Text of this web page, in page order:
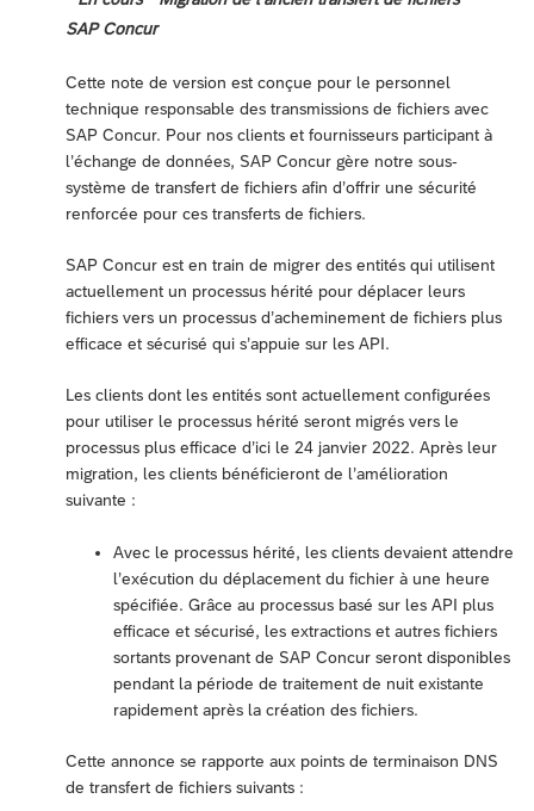
SAP Concur
Cette note de version est conçue pour le personnel
technique responsable des transmissions de fichiers avec
SAP Concur. Pour nos clients et fournisseurs participant à
l’échange de données, SAP Concur gère notre sous-
système de transfert de fichiers afin d’offrir une sécurité
renforcée pour ces transferts de fichiers.
SAP Concur est en train de migrer des entités qui utilisent
actuellement un processus hérité pour déplacer leurs
fichiers vers un processus d’acheminement de fichiers plus
efficace et sécurisé qui s’appuie sur les API.
Les clients dont les entités sont actuellement configurées
pour utiliser le processus hérité seront migrés vers le
processus plus efficace d’ici le 24 janvier 2022. Après leur
migration, les clients bénéficieront de l’amélioration
suivante :
Avec le processus hérité, les clients devaient attendre
l’exécution du déplacement du fichier à une heure
spécifiée. Grâce au processus basé sur les API plus
efficace et sécurisé, les extractions et autres fichiers
sortants provenant de SAP Concur seront disponibles
pendant la période de traitement de nuit existante
rapidement après la création des fichiers.
Cette annonce se rapporte aux points de terminaison DNS
de transfert de fichiers suivants :